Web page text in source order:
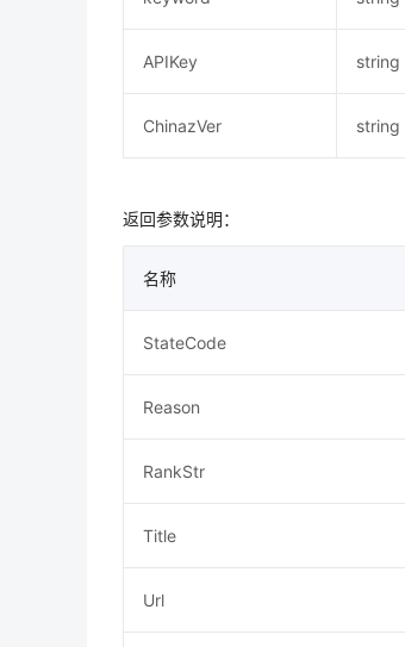
APIKey string
ChinazVer string
返回参数说明：
名称
StateCode
Reason
RankStr
Title
Url